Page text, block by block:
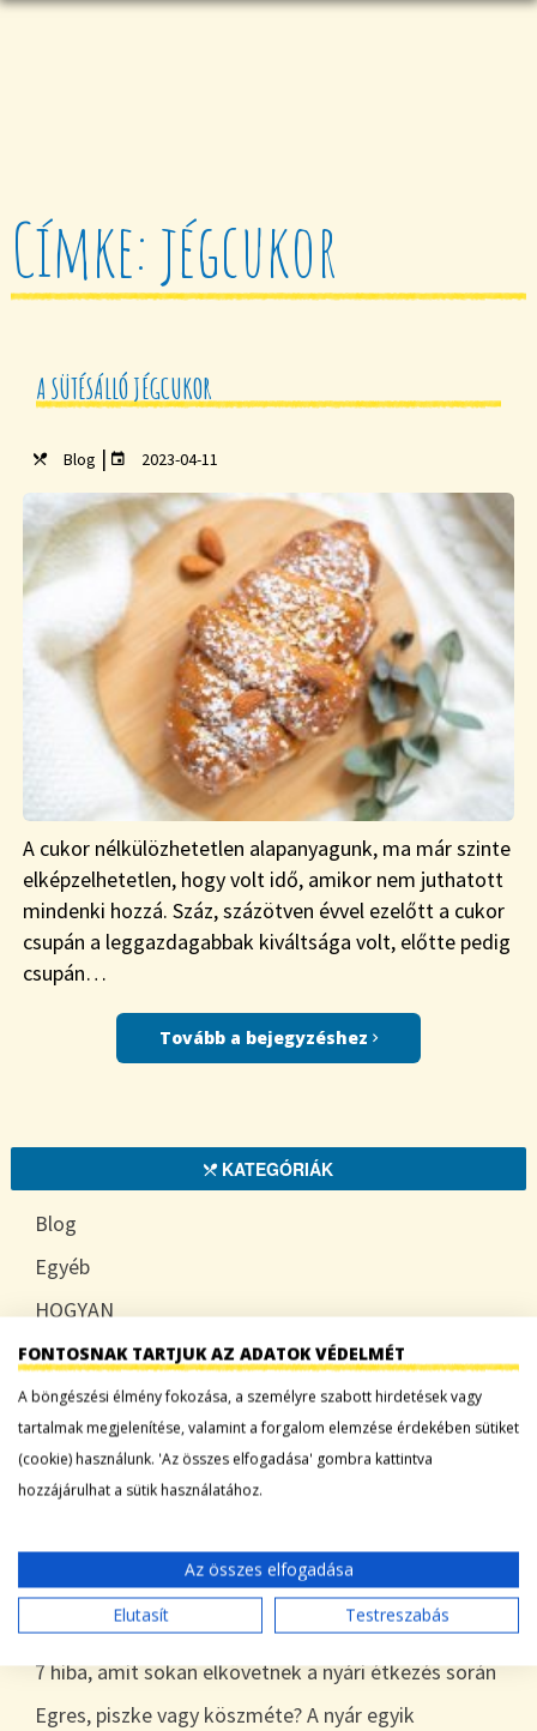
Címke: jégcukor
A SÜTÉSÁLLÓ JÉGCUKOR
Blog | 2023-04-11
A cukor nélkülözhetetlen alapanyagunk, ma már szinte
elképzelhetetlen, hogy volt idő, amikor nem juthatott
mindenki hozzá. Száz, százötven évvel ezelőtt a cukor
csupán a leggazdagabbak kiváltsága volt, előtte pedig
csupán…
Tovább a bejegyzéshez
KATEGÓRIÁK
Blog
Egyéb
HOGYAN
TUDATOSAN
LEGFRISSEBB BEJEGYZÉSEK
desszert
Tökszezon: sokoldalú alapanyagok a nyártól
egészen télig
7 hiba, amit sokan elkövetnek a nyári étkezés során
Egres, piszke vagy köszméte? A nyár egyik
FONTOSNAK TARTJUK AZ ADATOK VÉDELMÉT
A böngészési élmény fokozása, a személyre szabott hirdetések vagy
tartalmak megjelenítése, valamint a forgalom elemzése érdekében sütiket
(cookie) használunk. 'Az összes elfogadása' gombra kattintva
hozzájárulhat a sütik használatához.
Az összes elfogadása
Elutasít
Testreszabás